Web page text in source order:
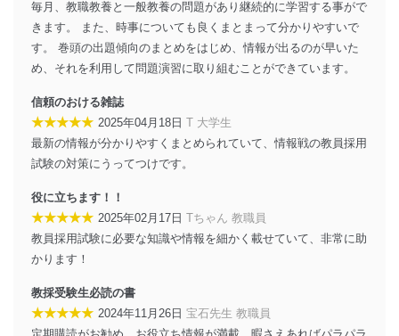
送信する場合に、当該ファイルへのパスワードを
設定しています。
個人情報保護マネジメントシステムの継続的改善
じて、個人情報保護マネジメントシステムを継続的に改
善し、常に最良の状態を維持します。
苦情及び相談受付け窓口
ステムに関するご相談及び苦情については以下までご連
絡ください。
適切、かつ迅速に対応させていただきます。
株式会社富士山マガジンサービス 個人情報問い合わせ
係
TEL：0570-200-223
FAX：03-5459-7073
毎月、教職教養と一般教養の問題があり継続的に学習する事がで
きます。 また、時事についても良くまとまって分かりやすいで
す。 巻頭の出題傾向のまとめをはじめ、情報が出るのが早いた
め、それを利用して問題演習に取り組むことができています。
信頼のおける雑誌
★★★★★ 2025年04月18日 T 大学生
最新の情報が分かりやすくまとめられていて、情報戦の教員採用
試験の対策にうってつけです。
役に立ちます！！
★★★★★ 2025年02月17日 Tちゃん 教職員
教員採用試験に必要な知識や情報を細かく載せていて、非常に助
かります！
教採受験生必読の書
★★★★★ 2024年11月26日 宝石先生 教職員